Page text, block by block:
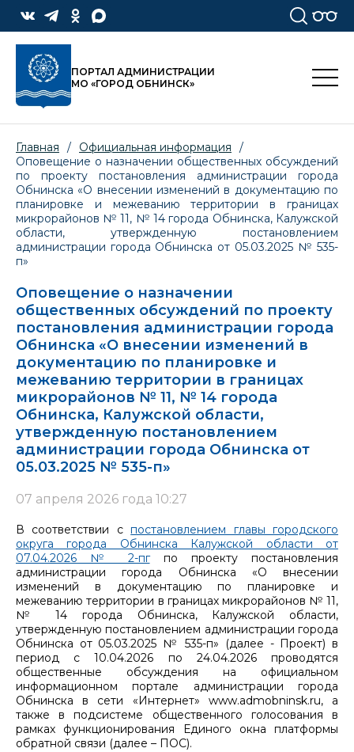
ПОРТАЛ АДМИНИСТРАЦИИ
МО «ГОРОД ОБНИНСК»
Главная / Официальная информация
/
Оповещение о назначении общественных обсуждений
по проекту постановления администрации города
Обнинска «О внесении изменений в документацию по
планировке и межеванию территории в границах
микрорайонов № 11, № 14 города Обнинска, Калужской
области, утвержденную постановлением
администрации города Обнинска от 05.03.2025 № 535-
п»
Оповещение о назначении
общественных обсуждений по проекту
постановления администрации города
Обнинска «О внесении изменений в
документацию по планировке и
межеванию территории в границах
микрорайонов № 11, № 14 города
Обнинска, Калужской области,
утвержденную постановлением
администрации города Обнинска от
05.03.2025 № 535-п»
07 апреля 2026 года 10:27
В соответствии спостановлением главы городского
округа города Обнинска Калужской области от
07.04.2026 № 2-пгпо проекту постановления
администрации города Обнинска «О внесении
изменений в документацию по планировке и
межеванию территории в границах микрорайонов № 11,
№ 14 города Обнинска, Калужской области,
утвержденную постановлением администрации города
Обнинска от 05.03.2025 № 535-п» (далее - Проект) в
период с 10.04.2026 по 24.04.2026 проводятся
общественные обсуждения на официальном
информационном портале администрации города
Обнинска в сети «Интернет» www.admobninsk.ru, а
также в подсистеме общественного голосования в
рамках функционирования Единого окна платформы
обратной связи (далее – ПОС).